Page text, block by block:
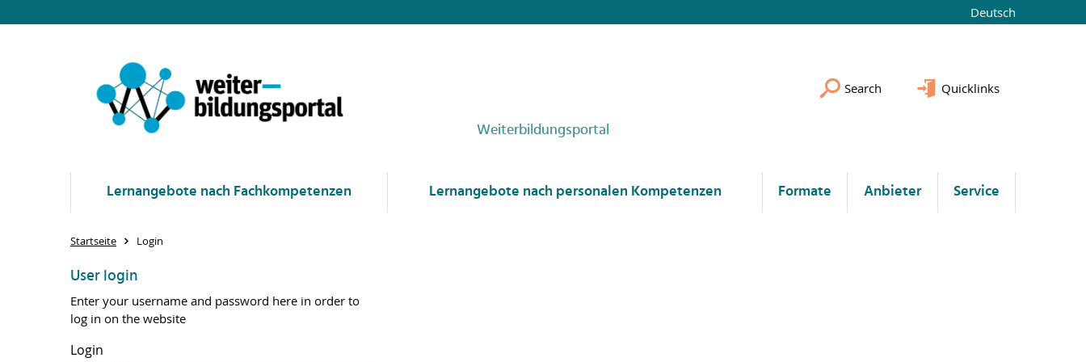
Deutsch
Weiterbildungsportal
Search Quicklinks
Lernangebote nach Fachkompetenzen Lernangebote nach personalen Kompetenzen Formate Anbieter Service
Startseite Login
User login
Enter your username and password here in order to
log in on the website
Login